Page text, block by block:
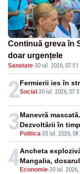
Continuă greva în
doar urgențele
Sanatate·30 iul. 2026, 07:51
2Social -30 iul. 2026,
Fermierii ies în
3 Politica-30 iul. 2026,
Manevră
Dezvoltării în
4 Economie-30 iul. 2026,
Ancheta
Mangalia,